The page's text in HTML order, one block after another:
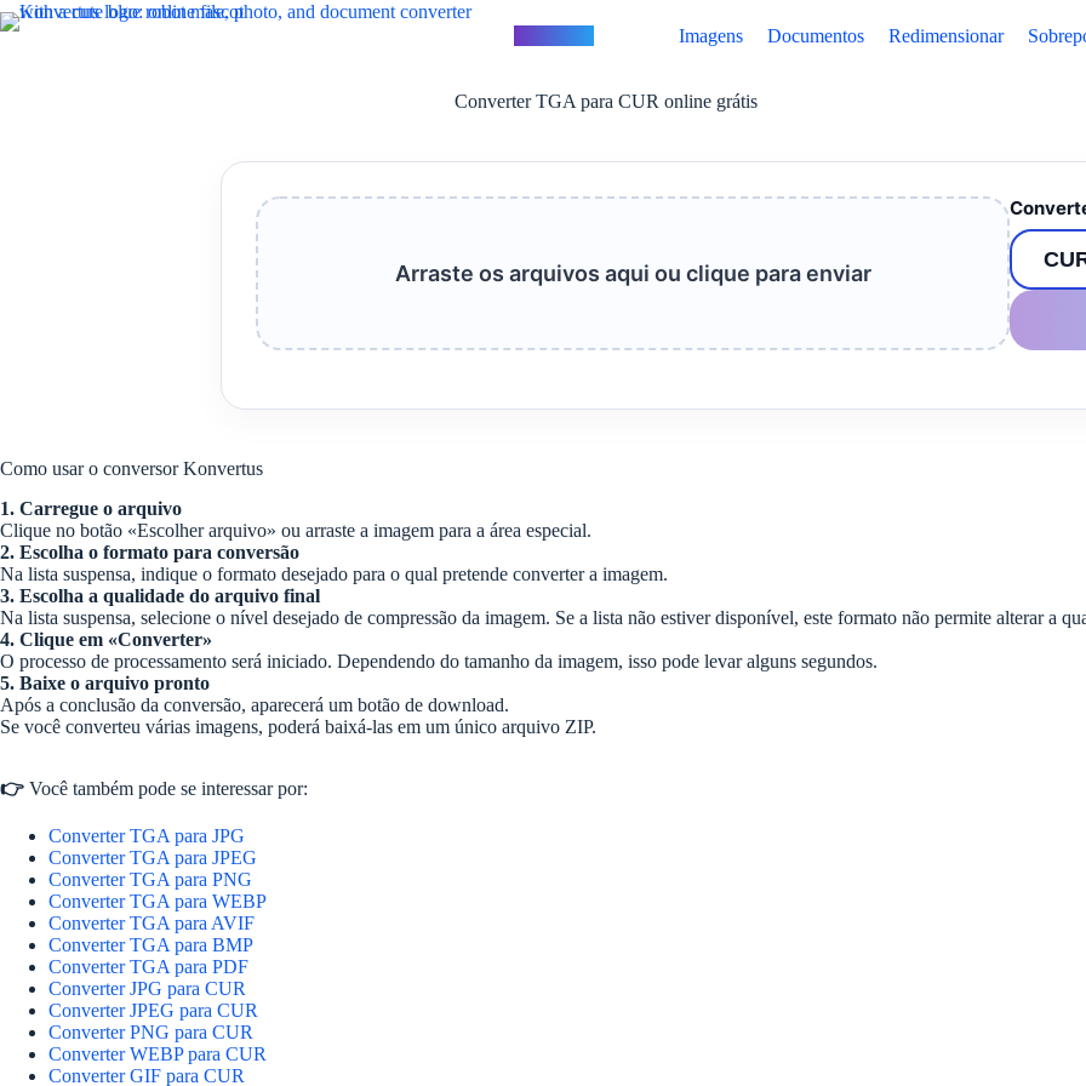
Pular
para
Imagens Documentos Redimensionar
Converter TGA para CUR online grátis
Arraste os arquivos aqui ou clique para enviar
Como usar o conversor Konvertus
1. Carregue o arquivo
Clique no botão «Escolher arquivo» ou arraste a imagem para a área especial.
2. Escolha o formato para conversão
Na lista suspensa, indique o formato desejado para o qual pretende converter a imagem.
3. Escolha a qualidade do arquivo final
Na lista suspensa, selecione o nível desejado de compressão da imagem. Se a lista não estiver disponível, este formato não permite alterar a
4. Clique em «Converter»
O processo de processamento será iniciado. Dependendo do tamanho da imagem, isso pode levar alguns segundos.
5. Baixe o arquivo pronto
Após a conclusão da conversão, aparecerá um botão de download.
Se você converteu várias imagens, poderá baixá-las em um único arquivo ZIP.
👉 Você também pode se interessar por:
Converter TGA para JPG
Converter TGA para JPEG
Converter TGA para PNG
Converter TGA para WEBP
Converter TGA para AVIF
Converter TGA para BMP
Converter TGA para PDF
Converter JPG para CUR
Converter JPEG para CUR
Converter PNG para CUR
Converter WEBP para CUR
Converter GIF para CUR